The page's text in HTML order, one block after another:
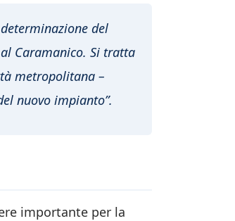
del
Caramanico. Si tratta
metropolitana –
nuovo impianto”.
importante per la